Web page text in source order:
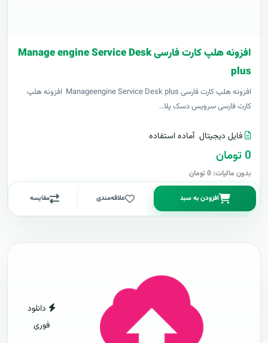
افزونه هلپ کارت فارسی Manage engine Service Desk
plus
افزونه هلپ کارت فارسی Manageengine Service Desk plus افزونه هلپ
کارت فارسی سرویس دسک پلا..
فایل دیجیتال آماده استفاده
0 تومان
بدون مالیات: 0 تومان
افزودن به سبد علاقه‌مندی مقایسه
دانلود
فوری